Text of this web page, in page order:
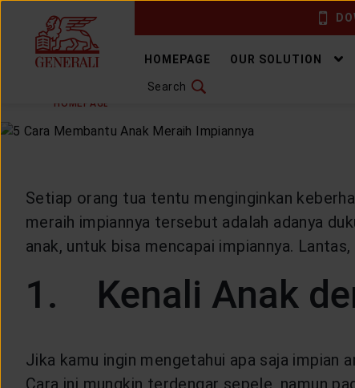
HOMEPAGE OUR SOLUTION
Search
HOMEPAGE
MONDAY, 13 JUNE 2022
Setiap orang tua tentu menginginkan
meraih impiannya tersebut adalah adanya
anak, untuk bisa mencapai impiannya. Lantas,
1. Kenali Anak
Jika kamu ingin mengetahui apa saja impian
Cara ini mungkin terdengar sepele, namun
CHANGE LANGUAGE
DOWNLOAD GEN ICLICK
INSURANCE DICTIONARY
CUSTOMER SERVICE